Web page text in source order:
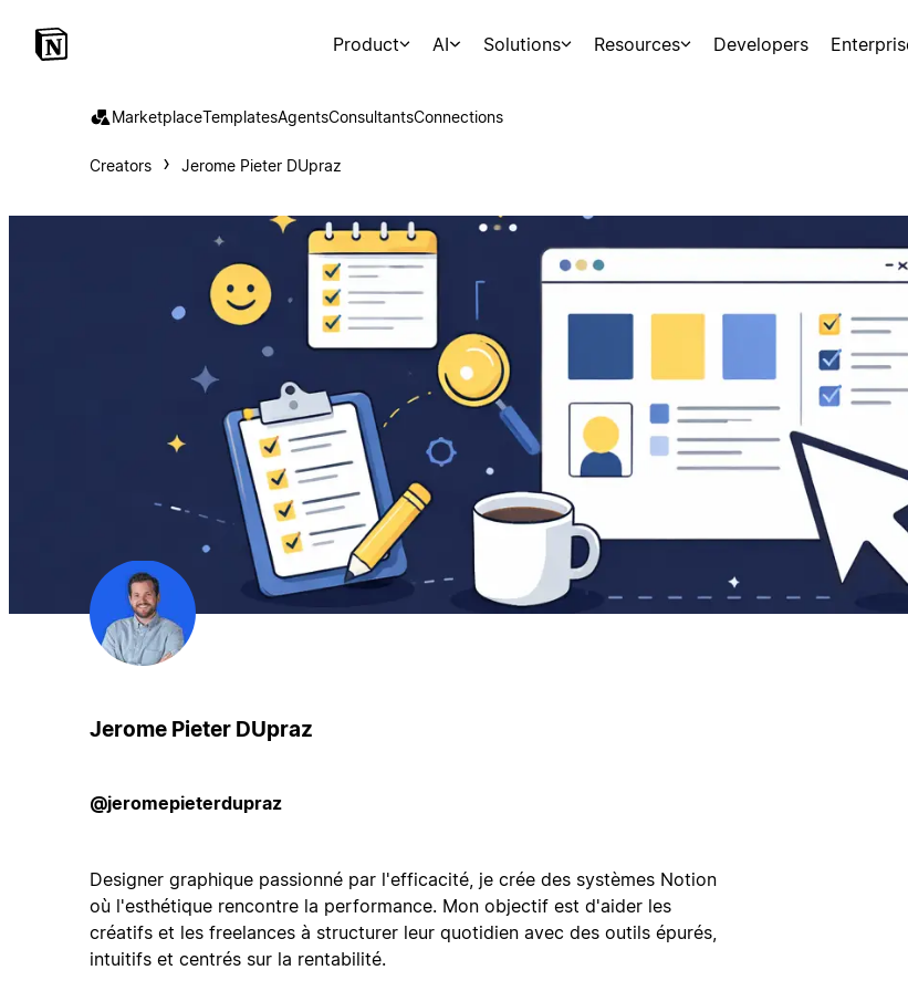
Product AI Solutions Resources Developers
MarketplaceTemplatesAgentsConsultantsConnections
Creators Jerome Pieter DUpraz
Jerome Pieter DUpraz
@jeromepieterdupraz
Designer graphique passionné par l'efficacité, je crée des systèmes Notion
où l'esthétique rencontre la performance. Mon objectif est d'aider les
créatifs et les freelances à structurer leur quotidien avec des outils épurés,
intuitifs et centrés sur la rentabilité.